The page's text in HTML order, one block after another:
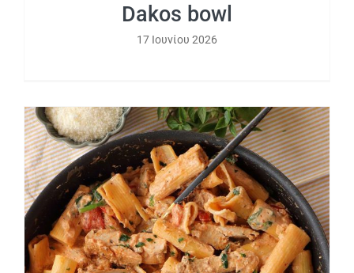
Dakos bowl
17 Ιουνίου 2026
Σικελιάνικες πέννες με κοτόπουλο